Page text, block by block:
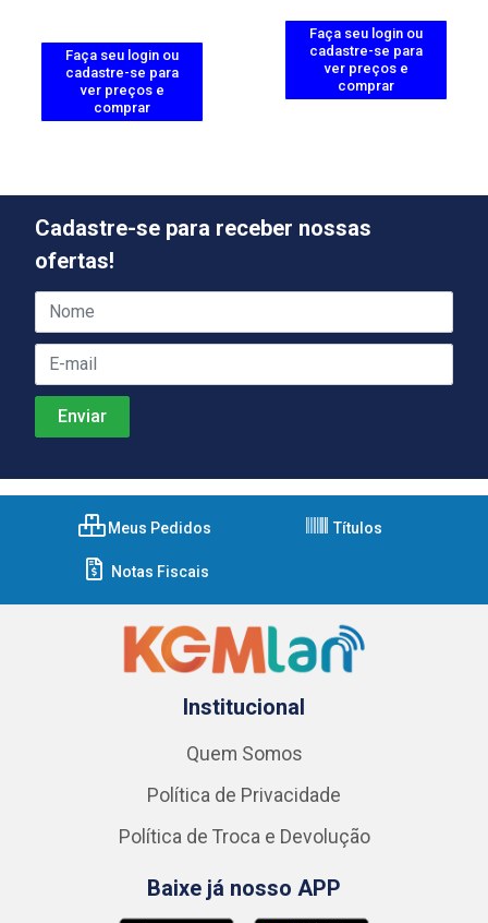
Faça seu login ou
cadastre-se para
ver preços e
comprar
Faça seu login ou
cadastre-se para
ver preços e
comprar
Cadastre-se para receber nossas
ofertas!
Meus Pedidos Títulos
Notas Fiscais
Institucional
Quem Somos
Política de Privacidade
Política de Troca e Devolução
Baixe já nosso APP